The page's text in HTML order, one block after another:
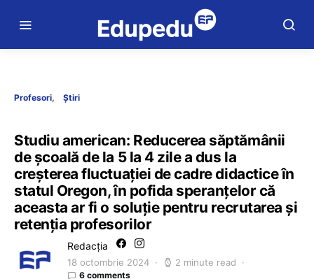
Profesori Știri
Studiu american: Reducerea săptămânii
de școală de la 5 la 4 zile a dus la
creșterea fluctuației de cadre didactice în
statul Oregon, în pofida speranțelor că
aceasta ar fi o soluție pentru recrutarea și
retenția profesorilor
Redacția
18 octombrie 2024 2 minute read
6 comments